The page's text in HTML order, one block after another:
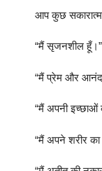
आप कुछ
“मैं सृजनशील हूँ।”
“मैं प्रेम और आनंद
“मैं अपनी इच्छाओं
“मैं अपने शरीर